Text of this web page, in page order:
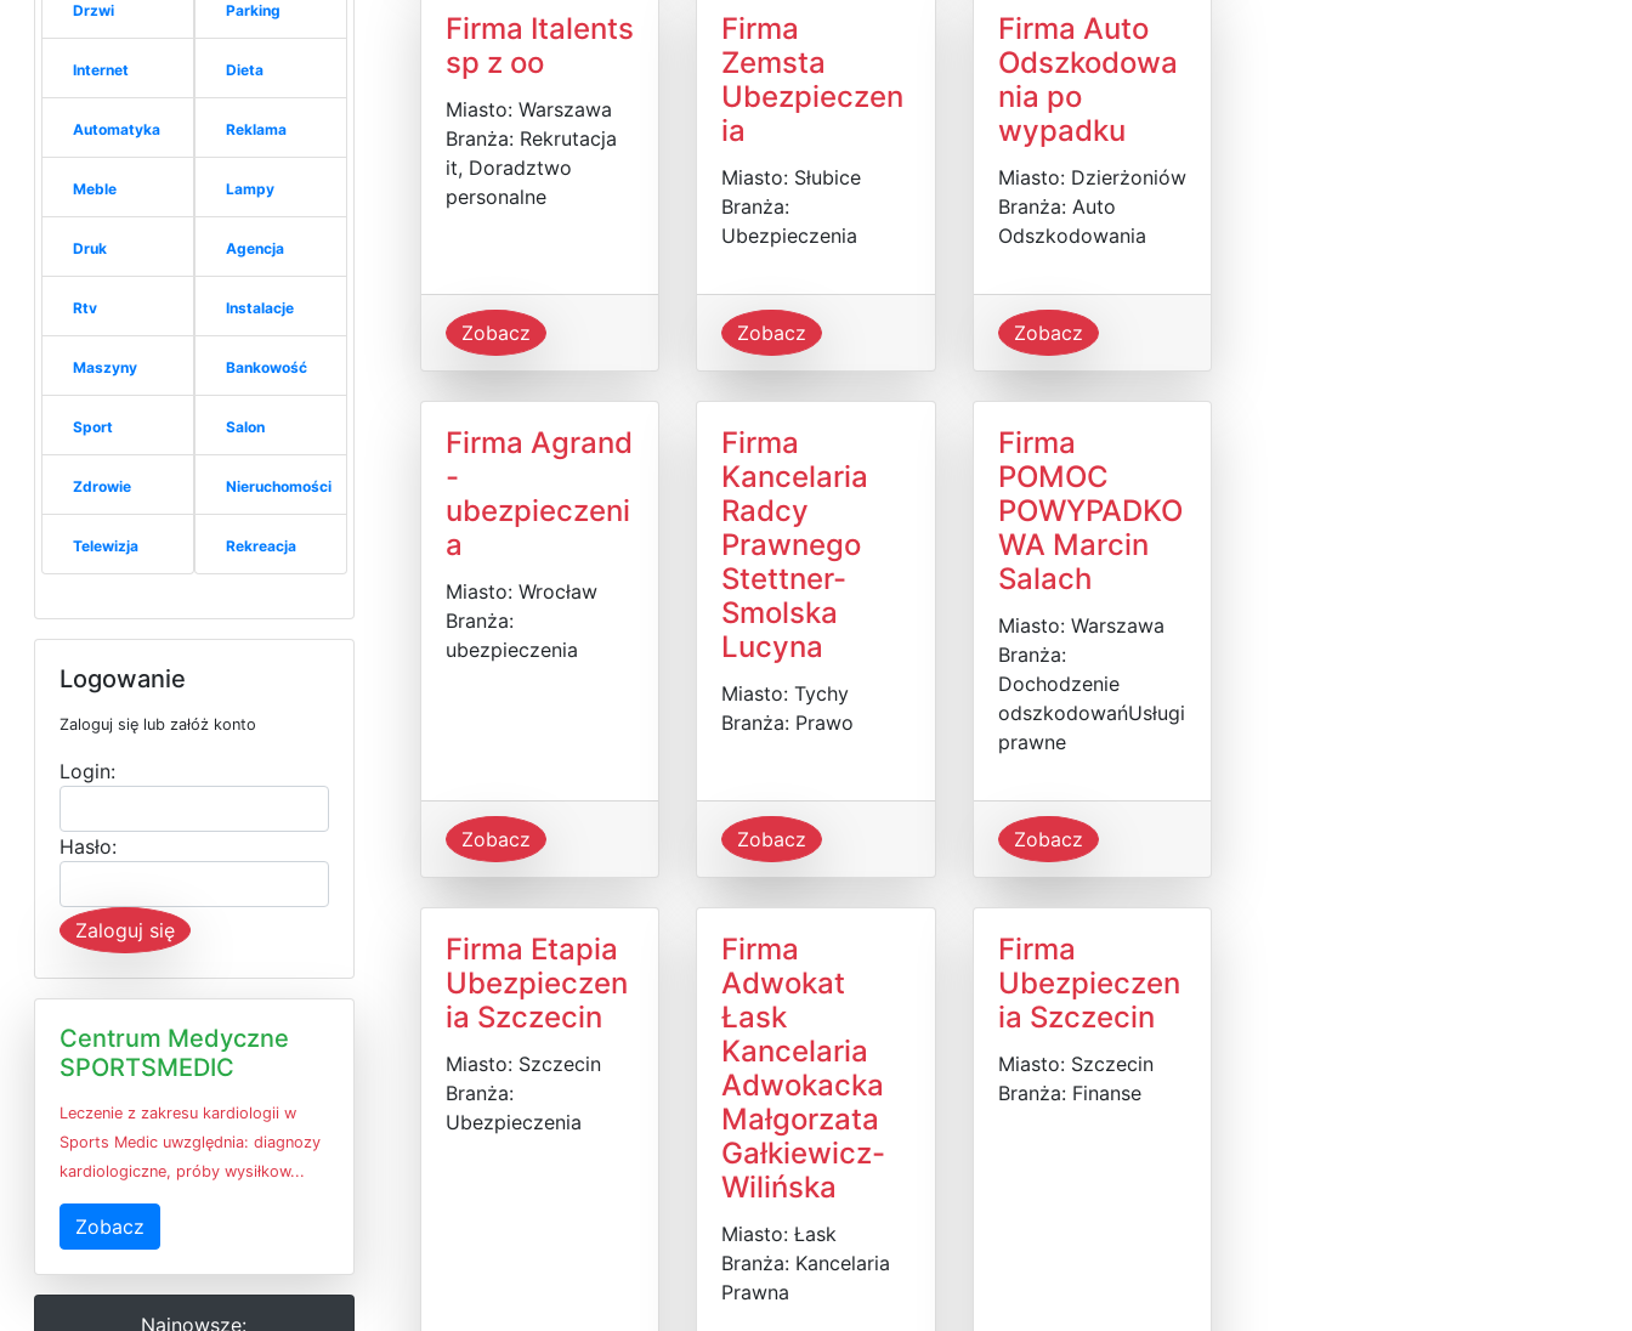
Drzwi
Internet
Automatyka
Meble
Druk
Rtv
Maszyny
Sport
Zdrowie
Telewizja
Parking
Dieta
Reklama
Lampy
Agencja
Instalacje
Bankowość
Salon
Nieruchomości
Rekreacja
Logowanie
Zaloguj się lub załóż konto
Login:
Hasło:
Zaloguj się
Centrum Medyczne
SPORTSMEDIC
Leczenie z zakresu kardiologii w
Sports Medic uwzględnia: diagnozy
kardiologiczne, próby wysiłkow...
Zobacz
Najnowsze:
Firma Italents
sp z oo
Miasto: Warszawa
Branża: Rekrutacja
it, Doradztwo
personalne
Zobacz
Firma
Zemsta
Ubezpieczen
ia
Miasto: Słubice
Branża:
Ubezpieczenia
Zobacz
Firma Auto
Odszkodowa
nia po
wypadku
Miasto: Dzierżoniów
Branża: Auto
Odszkodowania
Zobacz
Firma Agrand
-
ubezpieczeni
a
Miasto: Wrocław
Branża:
ubezpieczenia
Zobacz
Firma
Kancelaria
Radcy
Prawnego
Stettner-
Smolska
Lucyna
Miasto: Tychy
Branża: Prawo
Zobacz
Firma
POMOC
POWYPADKO
WA Marcin
Salach
Miasto: Warszawa
Branża:
Dochodzenie
odszkodowańUsługi
prawne
Zobacz
Firma Etapia
Ubezpieczen
ia Szczecin
Miasto: Szczecin
Branża:
Ubezpieczenia
Firma
Adwokat
Łask
Kancelaria
Adwokacka
Małgorzata
Gałkiewicz-
Wilińska
Miasto: Łask
Branża: Kancelaria
Prawna
Firma
Ubezpieczen
ia Szczecin
Miasto: Szczecin
Branża: Finanse